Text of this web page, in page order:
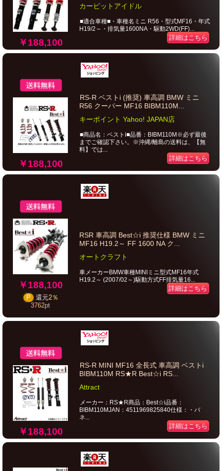
￥188,100
カーピットアイドル
■適合車種■・車種名ミニ R56・型式MF16・年式
H19/2～・排気量1600NA・駆動2WD(FF)...
詳細はこちら
￥188,100
RS-R ベストi (推奨) 車高調 BMW ミニ
R56 クーパー MF16 BIBM110M...
キーポイント Yahoo! JAPAN店
■商品名：ベストi■品番：BIBM110M※必ず最後
までご確認下さい。※沖縄/離島の送料は、【無
料】では...
詳細はこちら
￥188,100
P 還元2％
3762pt
RSR 車高調 Best☆i 推奨仕様 BMW ミニ
MF16 H19.2～ FF 1600 NA ク...
オートクラフト
車メーカーBMW車種MINIミニ型式MF16年式
H19.2～ (2007/02～)駆動方式FF排気量16...
詳細はこちら
￥188,100
RS-R MINI MF16 全長式 車高調 ベストi
BIBM110M RS★R Best☆i RS...
Attract
メーカー：RS★R商品：Best☆i品番：
BIBM110MJAN：4511969825840仕様：・バ
ネ...
詳細はこちら